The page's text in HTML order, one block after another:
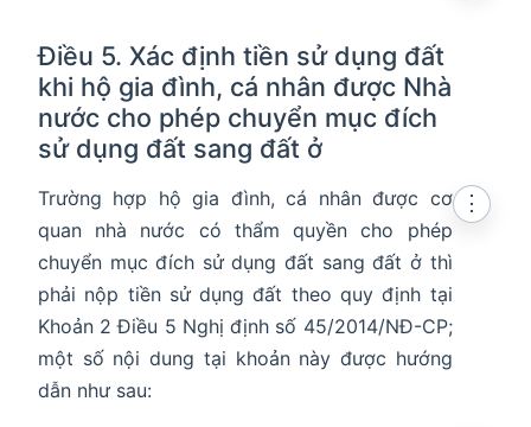
Điều 5. Xác định tiền sử dụng đất
khi hộ gia đình, cá nhân được Nhà
nước cho phép chuyển mục đích
sử dụng đất sang đất ở
Trường hợp hộ gia đình, cá nhân được cơ
quan nhà nước có thẩm quyền cho phép
chuyển mục đích sử dụng đất sang đất ở thì
phải nộp tiền sử dụng đất theo quy định tại
Khoản 2 Điều 5 Nghị định số 45/2014/NĐ-CP;
một số nội dung tại khoản này được hướng
dẫn như sau:
⋮